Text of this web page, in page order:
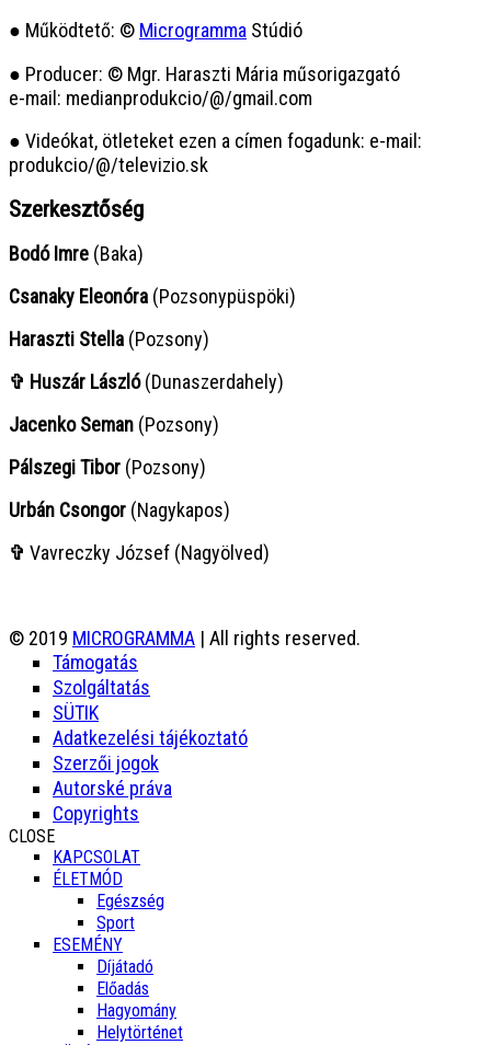
● Működtető: © Microgramma Stúdió
● Producer: © Mgr. Haraszti Mária műsorigazgató
e-mail: medianprodukcio/@/gmail.com
● Videókat, ötleteket ezen a címen fogadunk: e-mail:
produkcio/@/televizio.sk
Szerkesztőség
Bodó Imre (Baka)
Csanaky Eleonóra (Pozsonypüspöki)
Haraszti Stella (Pozsony)
✞ Huszár László(Dunaszerdahely)
Jacenko Seman (Pozsony)
Pálszegi Tibor (Pozsony)
Urbán Csongor (Nagykapos)
✞ Vavreczky József (Nagyölved)
© 2019 MICROGRAMMA | All rights reserved.
Támogatás
Szolgáltatás
SÜTIK
Adatkezelési tájékoztató
Szerzői jogok
Autorské práva
Copyrights
CLOSE
KAPCSOLAT
ÉLETMÓD
Egészség
Sport
ESEMÉNY
Díjátadó
Előadás
Hagyomány
Helytörténet